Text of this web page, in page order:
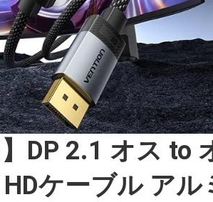
】DP 2.1 オス to
ケーブル アル